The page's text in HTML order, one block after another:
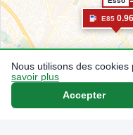
Nous utilisons des
savoir plus
Accepter
E85